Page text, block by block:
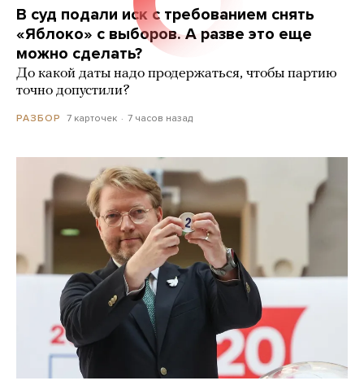
В суд подали иск с требованием снять
«Яблоко» с выборов. А разве это еще
можно сделать?
До какой даты надо продержаться, чтобы партию
точно допустили?
РАЗБОР 7 карточек 7 часов назад